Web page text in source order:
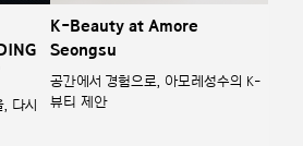
다시
K-Beauty at Amore
Seongsu
공간에서 경험으로, 아모레성수의 K-
뷰티 제안